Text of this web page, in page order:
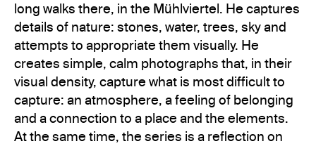
long walks there, in the Mühlviertel. He captures
details of nature: stones, water, trees, sky and
attempts to appropriate them visually. He
creates simple, calm photographs that, in their
visual density, capture what is most difficult to
capture: an atmosphere, a feeling of belonging
and a connection to a place and the elements.
At the same time, the series is a reflection on